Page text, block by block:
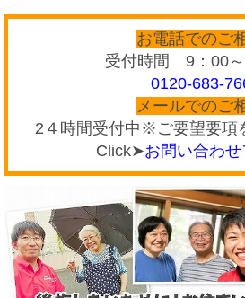
お電話でのご
受付時間 9：00
0120-683-
メールでのご
2４時間受付中※ご要望要項
Click➤お問い合わせ